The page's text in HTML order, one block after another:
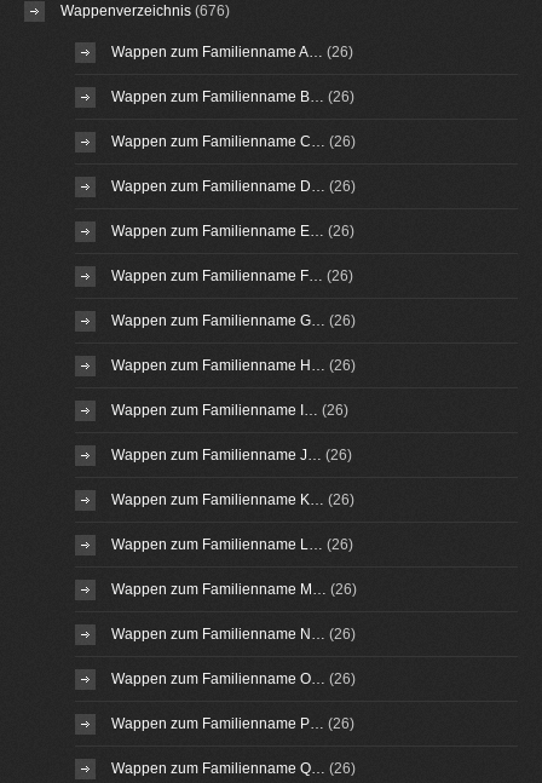
Wappenverzeichnis (676)
Wappen zum Familienname A… (26)
Wappen zum Familienname B… (26)
Wappen zum Familienname C… (26)
Wappen zum Familienname D… (26)
Wappen zum Familienname E… (26)
Wappen zum Familienname F… (26)
Wappen zum Familienname G… (26)
Wappen zum Familienname H… (26)
Wappen zum Familienname I… (26)
Wappen zum Familienname J… (26)
Wappen zum Familienname K… (26)
Wappen zum Familienname L… (26)
Wappen zum Familienname M… (26)
Wappen zum Familienname N… (26)
Wappen zum Familienname O… (26)
Wappen zum Familienname P… (26)
Wappen zum Familienname Q… (26)